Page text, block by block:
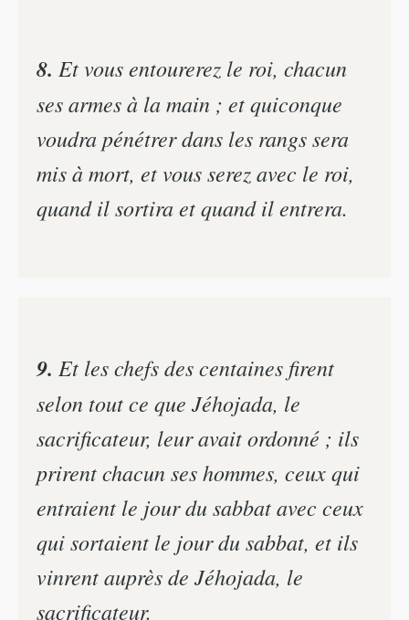
8. Et vous entourerez le roi, chacun
ses armes à la main ; et quiconque
voudra pénétrer dans les rangs sera
mis à mort, et vous serez avec le roi,
quand il sortira et quand il entrera.
9. Et les chefs des centaines firent
selon tout ce que Jéhojada, le
sacrificateur, leur avait ordonné ; ils
prirent chacun ses hommes, ceux qui
entraient le jour du sabbat avec ceux
qui sortaient le jour du sabbat, et ils
vinrent auprès de Jéhojada, le
sacrificateur.